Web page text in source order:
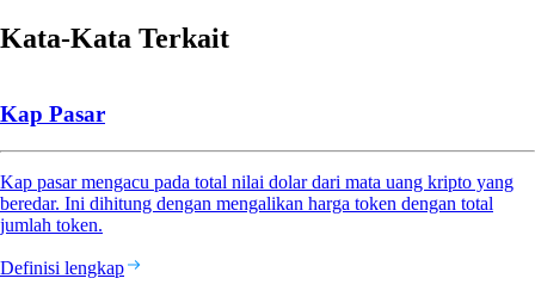
Kata-Kata Terkait
Kap Pasar
Kap pasar mengacu pada total nilai dolar dari mata uang kripto yang
beredar. Ini dihitung dengan mengalikan harga token dengan total
jumlah token.
Definisi lengkap